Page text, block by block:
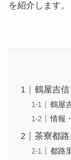
を紹介します。
鶴屋吉
鶴屋
情報
茶寮都
都路